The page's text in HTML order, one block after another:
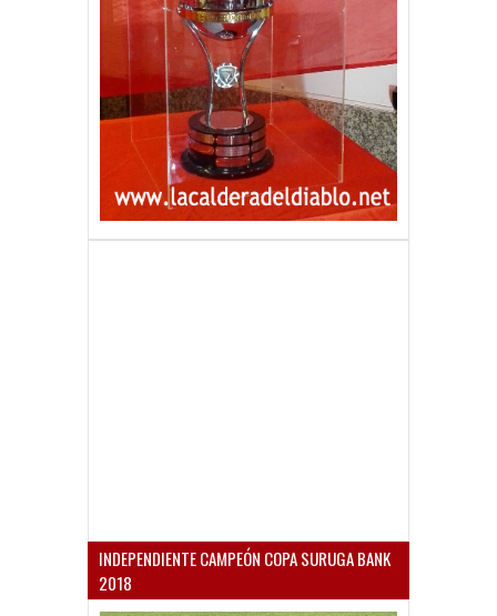
INDEPENDIENTE CAMPEÓN COPA SURUGA BANK
2018